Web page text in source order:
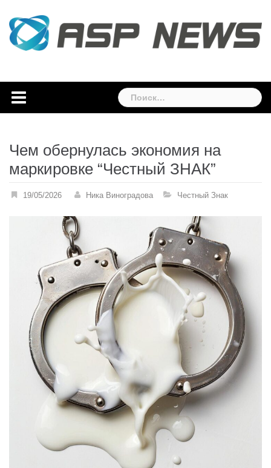
content
Найти:
Чем обернулась экономия на
маркировке “Честный ЗНАК”
19/05/2026 Ника Виноградова Честный Знак